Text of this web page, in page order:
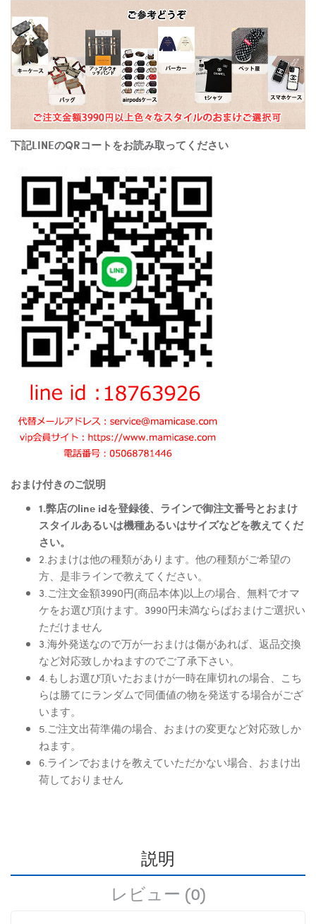
下記LINEのQRコートをお読み取ってください
おまけ付きのご説明
1.弊店のline idを登録後、ラインで御注文番号とおまけ
スタイルあるいは機種あるいはサイズなどを教えてくだ
さい。
2.おまけは他の種類があります。他の種類がご希望の
方、是非ラインで教えてください。
3.ご注文金額3990円(商品本体)以上の場合、無料でオマ
ケをお選び頂けます。3990円未満ならばおまけご選択い
ただけません
3.海外発送なので万が一おまけは傷があれば、返品交換
など対応致しかねますのでご了承下さい。
4.もしお選び頂いたおまけが一時在庫切れの場合、こち
らは勝てにランダムで同価値の物を発送する場合がござ
います。
5.ご注文出荷準備の場合、おまけの変更など対応致しか
ねます。
6.ラインでおまけを教えていただかない場合、おまけ出
荷しておりません
説明
レビュー (0)